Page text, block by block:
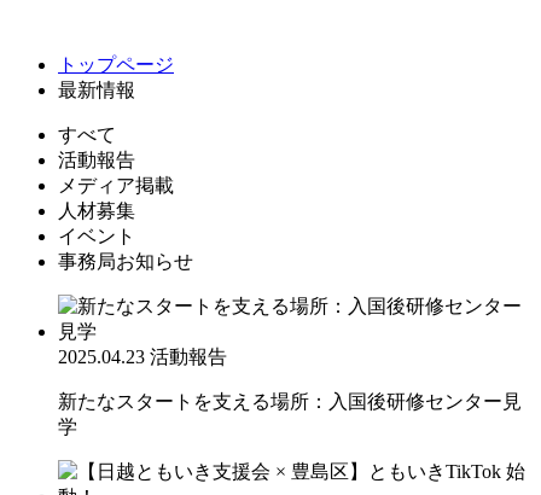
トップページ
最新情報
すべて
活動報告
メディア掲載
人材募集
イベント
事務局お知らせ
2025.04.23 活動報告
新たなスタートを支える場所：入国後研修センター見
学